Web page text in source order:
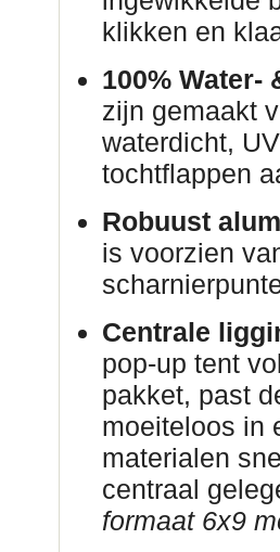
klikken en
100% Water-
zijn gemaakt
waterdicht,
tochtflappen
Robuust
is voorzien
Centrale
pop-up tent
pakket, past
moeiteloos in
materialen
centraal
formaat 6x9